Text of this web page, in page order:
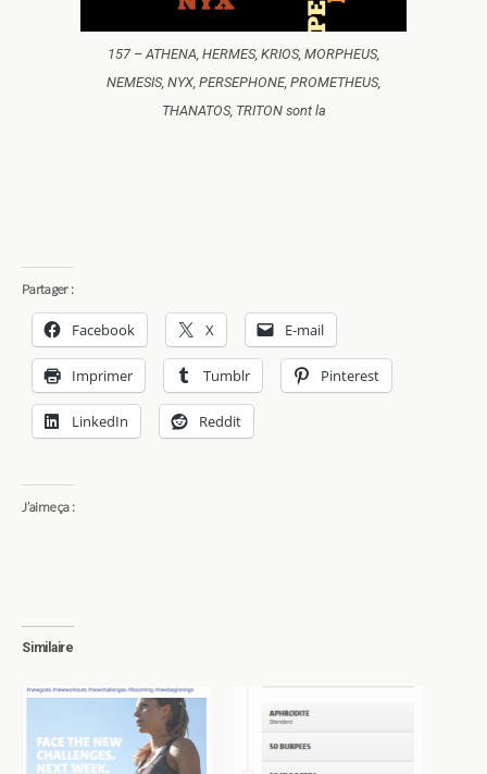
157 – ATHENA, HERMES, KRIOS, MORPHEUS,
NEMESIS, NYX, PERSEPHONE, PROMETHEUS,
THANATOS, TRITON sont la
Partager :
Facebook X E-mail
Imprimer Tumblr Pinterest
LinkedIn Reddit
J’aime ça :
Similaire